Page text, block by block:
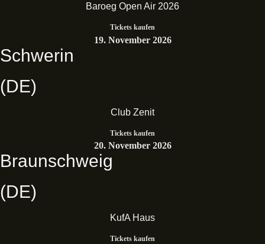
Baroeg Open Air 2026
Tickets kaufen
19. November 2026
Schwerin
(DE)
Club Zenit
Tickets kaufen
20. November 2026
Braunschweig
(DE)
KufA Haus
Tickets kaufen